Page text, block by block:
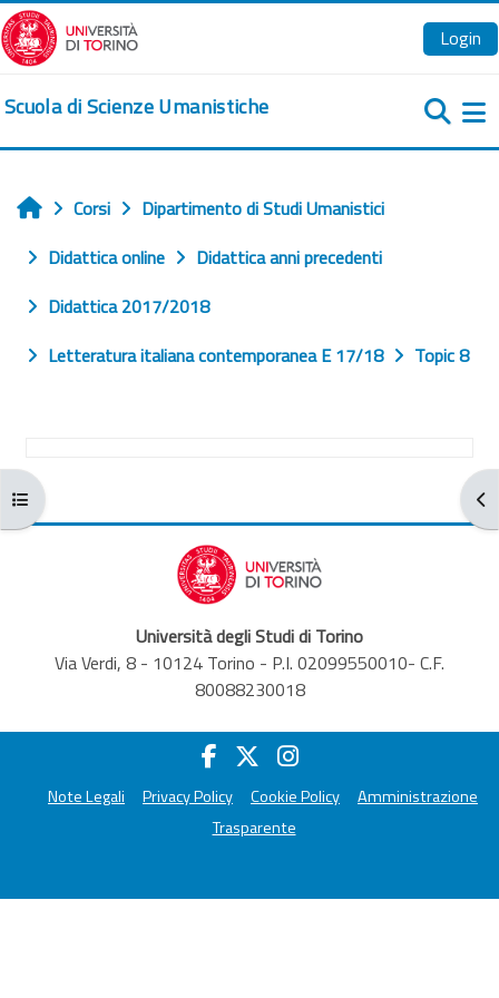
Vai al contenuto principale
Login
Scuola di Scienze Umanistiche
Apri indice del corso
Home
Corsi
Dipartimento di Studi Umanistici
Didattica online
Didattica anni precedenti
Didattica 2017/2018
Letteratura italiana contemporanea E 17/18
Topic 8
Schema della sezione
Università degli Studi di Torino
Via Verdi, 8 - 10124 Torino - P.I. 02099550010- C.F.
80088230018
Note Legali Privacy Policy Cookie Policy
Amministrazione
Trasparente